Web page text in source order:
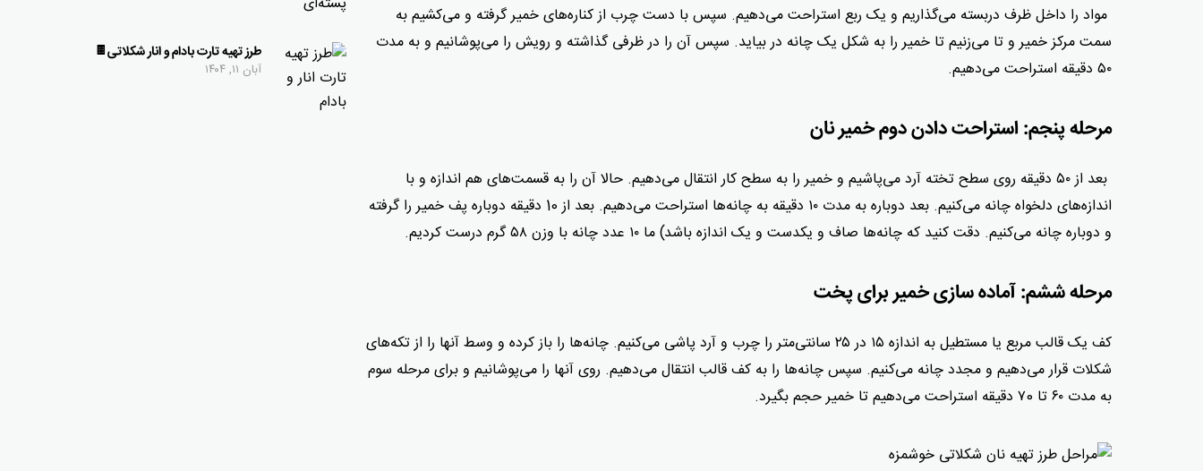
مواد را داخل ظرف دربسته می‌گذاریم و یک‌ ربع استراحت می‌دهیم. سپس با دست چرب از کناره‌های خمیر گرفته و می‌کشیم به
سمت مرکز خمیر و تا می‌زنیم تا خمیر را به شکل یک چانه در بیاید. سپس آن را در ظرفی گذاشته و رویش را می‌پوشانیم و به مدت
۵۰ دقیقه استراحت می‌دهیم.
مرحله پنجم: استراحت دادن دوم خمیر نان
بعد از ۵۰ دقیقه روی سطح تخته آرد می‌پاشیم و خمیر را به سطح کار انتقال می‌دهیم. حالا آن را به قسمت‌های هم اندازه و با
اندازه‌های دلخواه چانه می‌کنیم. بعد دوباره به مدت ۱۰ دقیقه به چانه‌ها استراحت می‌دهیم. بعد از 10 دقیقه دوباره پف خمیر را گرفته
و دوباره چانه می‌کنیم. دقت کنید که چانه‌ها صاف و یکدست و یک اندازه باشد) ما ۱۰ عدد چانه با وزن ۵۸ گرم درست کردیم.
مرحله ششم: آماده سازی خمیر برای پخت
کف یک قالب مربع یا مستطیل به اندازه ۱۵ در ۲۵ سانتی‌متر را چرب و آرد پاشی می‌کنیم. چانه‌ها را باز کرده و وسط آنها را از تکه‌های
شکلات قرار می‌دهیم و مجدد چانه می‌کنیم. سپس چانه‌ها را به کف قالب انتقال می‌دهیم. روی آنها را می‌پوشانیم و برای مرحله سوم
به مدت ۶۰ تا ۷0 دقیقه استراحت می‌دهیم تا خمیر حجم بگیرد.
طرز تهیه تارت بادام و انار شکلاتی🍫
آبان ۱۱, ۱۴۰۴